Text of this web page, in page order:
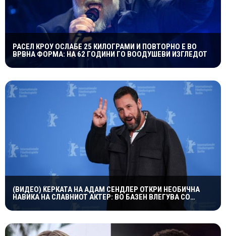
РАСЕЛ КРОУ ОСЛАБЕ 25 КИЛОГРАМИ И ПОВТОРНО Е ВО
ВРВНА ФОРМА: НА 62 ГОДИНИ ГО ВООДУШЕВИ ИЗГЛЕДОТ
(ВИДЕО) ЌЕРКАТА НА АДАМ СЕНДЛЕР ОТКРИ НЕОБИЧНА
НАВИКА НА СЛАВНИОТ АКТЕР: ВО БАЗЕН ВЛЕГУВА СО